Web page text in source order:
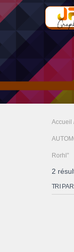
Accueil
Rorhl”
2